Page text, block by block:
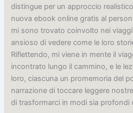
distingue per un approccio
nuova ebook online gratis al
mi sono trovato coinvolto nei
ansioso di vedere come le loro
Riflettendo, mi viene in mente il
incontrato lungo il cammino, e le
loro, ciascuna un promemoria del
narrazione di toccare leggere
di trasformarci in modi sia profondi